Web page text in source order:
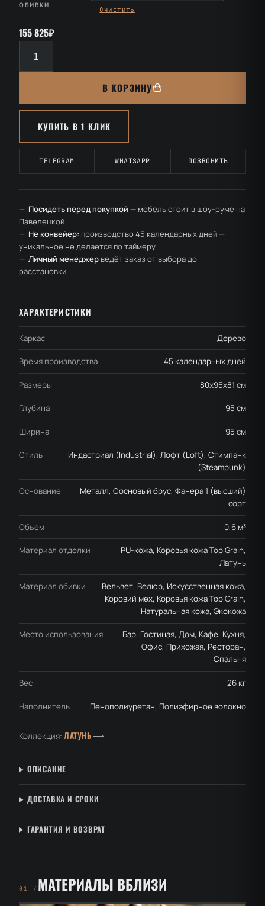
ОБИВКИ
Очистить
155 825₽
товара
Брасс»
В КОРЗИНУ
КУПИТЬ В 1 КЛИК
TELEGRAM WHATSAPP ПОЗВОНИТЬ
— Посидеть перед покупкой — мебель стоит в шоу-руме на
Павелецкой
— Не конвейер: производство 45 календарных дней —
уникальное не делается по таймеру
— Личный менеджер ведёт заказ от выбора до
расстановки
ХАРАКТЕРИСТИКИ
Каркас Дерево
Время производства 45 календарных дней
Размеры 80x95x81 см
Глубина 95 см
Ширина 95 см
Стиль
Индастриал (Industrial), Лофт (Loft), Стимпанк
(Steampunk)
Основание
Металл, Сосновый брус, Фанера 1 (высший)
сорт
Объем 0,6 м³
Материал отделки
PU-кожа, Коровья кожа Top Grain,
Латунь
Материал обивки
Вельвет, Велюр, Искусственная кожа,
Коровий мех, Коровья кожа Top Grain,
Натуральная кожа, Экокожа
Место использования
Бар, Гостиная, Дом, Кафе, Кухня,
Офис, Прихожая, Ресторан,
Спальня
Вес 26 кг
Наполнитель Пенополиуретан, Полиэфирное волокно
Коллекция: ЛАТУНЬ⟶
ОПИСАНИЕ
ДОСТАВКА И СРОКИ
ГАРАНТИЯ И ВОЗВРАТ
01 / МАТЕРИАЛЫ ВБЛИЗИ